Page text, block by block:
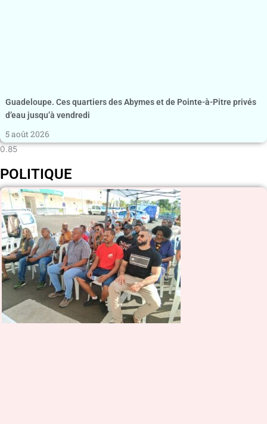
Guadeloupe. Ces quartiers des Abymes et de Pointe-à-Pitre privés
d’eau jusqu’à vendredi
5 août 2026
POLITIQUE